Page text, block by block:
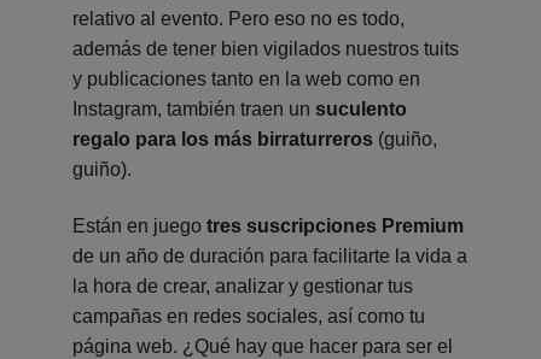
relativo al evento. Pero eso no es todo,
además de tener bien vigilados nuestros tuits
y publicaciones tanto en la web como en
Instagram, también traen un suculento
regalo para los más birraturreros (guiño,
guiño).
Están en juego tres suscripciones Premium
de un año de duración para facilitarte la vida a
la hora de crear, analizar y gestionar tus
campañas en redes sociales, así como tu
página web. ¿Qué hay que hacer para ser el